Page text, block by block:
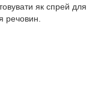
як спрей для
речовин.